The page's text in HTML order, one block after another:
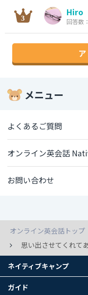
Hiro
回答数
メニュー
よくあるご質問
オンライン英会話
お問い合わせ
オンライン英会話トップ
思い出させてくれて
ネイティブキャンプ
ガイド